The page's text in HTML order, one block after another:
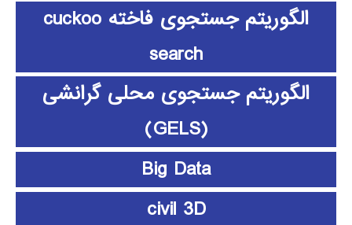
الگوریتم جستجوی فاخته cuckoo
search
الگوریتم جستجوی محلی گرانشی
(GELS)
Big Data
civil 3D